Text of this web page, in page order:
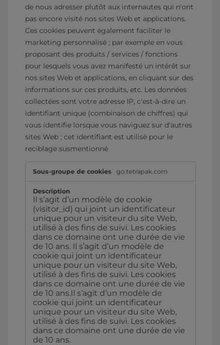
de nous adresser plutôt aux internautes qui n'ont
pas encore visité nos sites Web et applications.
Ces cookies peuvent également faciliter le
marketing personnalisé ; par exemple en vous
proposant des produits / services / fonctions
pour lesquels vous avez manifesté un intérêt sur
nos sites Web et applications, en cliquant sur des
informations sur ces produits, etc. Les données
collectées sont votre adresse IP, c'est-à-dire un
identifiant unique (combinaison de chiffres) qui
vous identifie lorsque vous naviguez sur d'autres
sites Web ; cet identifiant est utilisé pour le
reciblage susmentionné
pour
publicité
ciblée
go.tetrapak.com
Il s’agit d’un modèle de cookie
(visitor_id) qui joint un identificateur
unique pour un visiteur du site Web,
utilisé à des fins de suivi. Les cookies
dans ce domaine ont une durée de vie
de 10 ans. Il s’agit d’un modèle de
cookie qui joint un identificateur
unique pour un visiteur du site Web,
utilisé à des fins de suivi. Les cookies
dans ce domaine ont une durée de vie
de 10 ans.Il s’agit d’un modèle de
cookie qui joint un identificateur
unique pour un visiteur du site Web,
utilisé à des fins de suivi. Les cookies
dans ce domaine ont une durée de vie
de 10 ans.